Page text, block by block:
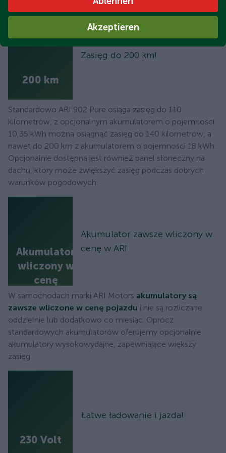
200 km
Zasięg do 200 km!
Standardowo ARI 902 Pure osiąga zasięg do 110
kilometrów, z opcjonalnym akumulatorem o pojemności
10,35 kWh można osiągnąć zasięg do 140 kilometrów, a
nawet do 200 km z akumulatorem o pojemności 18 kWh.
Opcjonalnie dostępna jest również panel słoneczny na
dachu, który może zwiększyć zasięg podczas dobrych
warunków pogodowych.
Akumulator
wliczony w
cenę
Akumulator zawsze wliczony w
cenę w ARI
W samochodach marki ARI Motors akumulatory są
zawsze wliczone w cenę pojazdu i nie są rozliczane
oddzielnie lub dodatkowo co miesiąc. Oprócz
standardowych akumulatorów oferujemy opcjonalnie
akumulatory wysokowydajne, zapewniające większy
zasięg.
230 Volt
Łatwe ładowanie i jazda!
Akzeptieren